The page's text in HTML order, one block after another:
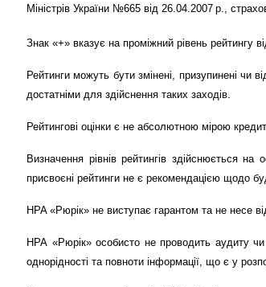
Міністрів України №665 від 26.04.2007 р.,
Знак «+» вказує на проміжний рівень рейтингу
Рейтинги можуть бути змінені, призупинені чи
достатніми для здійснення таких заходів.
Рейтингові оцінки є не абсолютною мірою
Визначення рівнів рейтингів здійснюється
присвоєні рейтинги не є рекомендацією щодо
НРА «Рюрік» не виступає гарантом та не несе
НРА «Рюрік» особисто не проводить аудиту чи
однорідності та повноти інформації, що є у